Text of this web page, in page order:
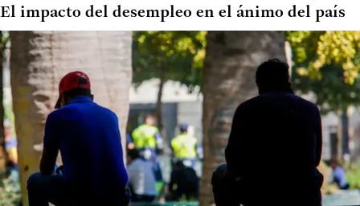
El impacto del desempleo en el ánimo del país